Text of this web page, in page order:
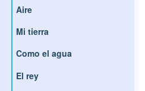
Aire
Mi tierra
Como el agua
El rey